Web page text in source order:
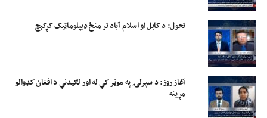
تحول: د کابل او اسلام آباد تر منځ ډیپلوماټیک کړکېچ
آغاز روز: د سپرلۍ په موټر کې له اور لګیدنې د افغان کډوالو
مړینه